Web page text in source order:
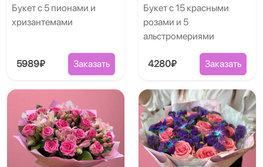
Букет с 5 пионами и
хризантемами
5989₽ Заказать
Букет с 15 красными
розами и 5
альстромериями
4280₽ Заказать